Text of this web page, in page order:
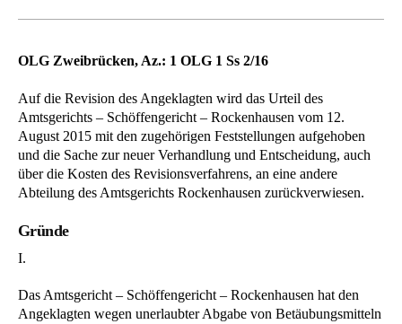
OLG Zweibrücken, Az.: 1 OLG 1 Ss 2/16
Auf die Revision des Angeklagten wird das Urteil des
Amtsgerichts – Schöffengericht – Rockenhausen vom 12.
August 2015 mit den zugehörigen Feststellungen aufgehoben
und die Sache zur neuer Verhandlung und Entscheidung, auch
über die Kosten des Revisionsverfahrens, an eine andere
Abteilung des Amtsgerichts Rockenhausen zurückverwiesen.
Gründe
I.
Das Amtsgericht – Schöffengericht – Rockenhausen hat den
Angeklagten wegen unerlaubter Abgabe von Betäubungsmitteln